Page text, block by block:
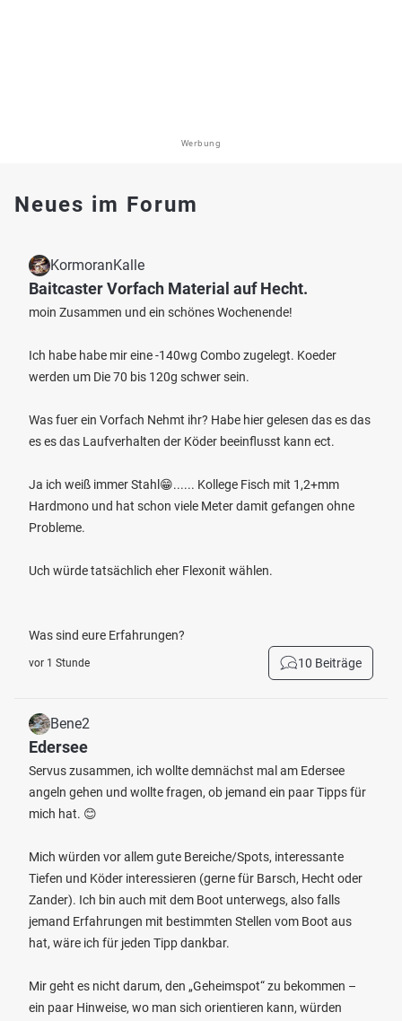
Werbung
Neues im Forum
KormoranKalle
Baitcaster Vorfach Material auf Hecht.
moin Zusammen und ein schönes Wochenende!
Ich habe habe mir eine -140wg Combo zugelegt. Koeder
werden um Die 70 bis 120g schwer sein.
Was fuer ein Vorfach Nehmt ihr? Habe hier gelesen das es das
es es das Laufverhalten der Köder beeinflusst kann ect.
Ja ich weiß immer Stahl😁...... Kollege Fisch mit 1,2+mm
Hardmono und hat schon viele Meter damit gefangen ohne
Probleme.
Uch würde tatsächlich eher Flexonit wählen.
Was sind eure Erfahrungen?
vor 1 Stunde 10 Beiträge
Bene2
Edersee
Servus zusammen, ich wollte demnächst mal am Edersee
angeln gehen und wollte fragen, ob jemand ein paar Tipps für
mich hat. 😊
Mich würden vor allem gute Bereiche/Spots, interessante
Tiefen und Köder interessieren (gerne für Barsch, Hecht oder
Zander). Ich bin auch mit dem Boot unterwegs, also falls
jemand Erfahrungen mit bestimmten Stellen vom Boot aus
hat, wäre ich für jeden Tipp dankbar.
Mir geht es nicht darum, den „Geheimspot“ zu bekommen –
ein paar Hinweise, wo man sich orientieren kann, würden